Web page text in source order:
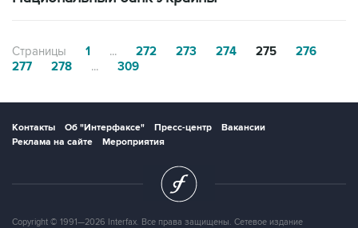
Страницы 1 ... 272 273 274 275
276
277
278 ... 309
Контакты Об "Интерфаксе" Пресс-центр
Вакансии
Реклама на сайте
Мероприятия
Copyright © 1991—2026 Interfax. Все права защищены. Сетевое издание